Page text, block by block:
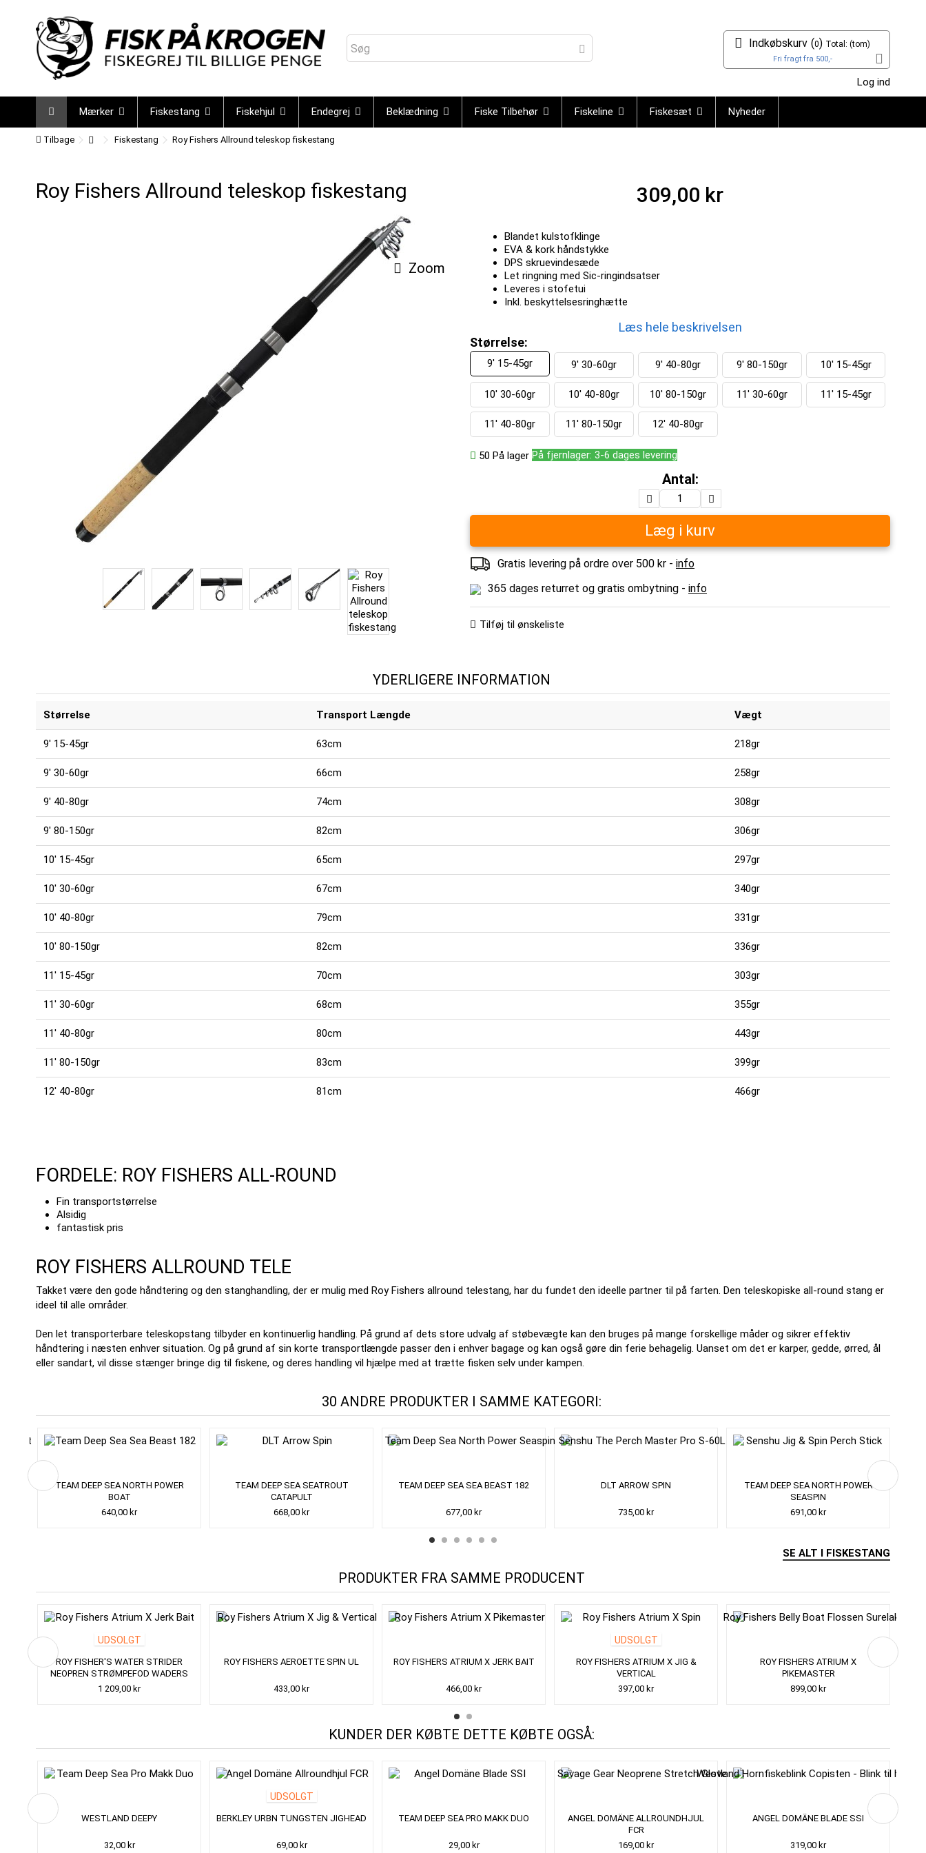
Indkøbskurv (0) Total: (tom)
Fri fragt fra 500,-
Log ind
Mærker Fiskestang Fiskehjul Endegrej Beklædning Fiske Tilbehør Fiskeline Fiskesæt Nyheder
Tilbage Fiskestang Roy Fishers Allround teleskop fiskestang
Roy Fishers Allround teleskop fiskestang
Zoom
309,00 kr
Blandet kulstofklinge
EVA & kork håndstykke
DPS skruevindesæde
Let ringning med Sic-ringindsatser
Leveres i stofetui
Inkl. beskyttelsesringhætte
Læs hele beskrivelsen
Størrelse:
9' 15-45gr 9' 30-60gr 9' 40-80gr 9' 80-150gr 10' 15-45gr
10' 30-60gr 10' 40-80gr 10' 80-150gr 11' 30-60gr 11' 15-45gr
11' 40-80gr 11' 80-150gr 12' 40-80gr
50 På lager På fjernlager: 3-6 dages levering
Antal:
Læg i kurv
Gratis levering på ordre over 500 kr - info
365 dages returret og gratis ombytning - info
Tilføj til ønskeliste
YDERLIGERE INFORMATION
Størrelse Transport Længde Vægt
9' 15-45gr 63cm 218gr
9' 30-60gr 66cm 258gr
9' 40-80gr 74cm 308gr
9' 80-150gr 82cm 306gr
10' 15-45gr 65cm 297gr
10' 30-60gr 67cm 340gr
10' 40-80gr 79cm 331gr
10' 80-150gr 82cm 336gr
11' 15-45gr 70cm 303gr
11' 30-60gr 68cm 355gr
11' 40-80gr 80cm 443gr
11' 80-150gr 83cm 399gr
12' 40-80gr 81cm 466gr
FORDELE: ROY FISHERS ALL-ROUND
Fin transportstørrelse
Alsidig
fantastisk pris
ROY FISHERS ALLROUND TELE
Takket være den gode håndtering og den stanghandling, der er mulig med Roy Fishers allround telestang, har du fundet den ideelle partner til på farten. Den teleskopiske all-round stang er
ideel til alle områder.
Den let transporterbare teleskopstang tilbyder en kontinuerlig handling. På grund af dets store udvalg af støbevægte kan den bruges på mange forskellige måder og sikrer effektiv
håndtering i næsten enhver situation. Og på grund af sin korte transportlængde passer den i enhver bagage og kan også gøre din ferie behagelig. Uanset om det er karper, gedde, ørred, ål
eller sandart, vil disse stænger bringe dig til fiskene, og deres handling vil hjælpe med at trætte fisken selv under kampen.
30 ANDRE PRODUKTER I SAMME KATEGORI:
TEAM DEEP SEA NORTH POWER
BOAT
640,00 kr
TEAM DEEP SEA SEATROUT
CATAPULT
668,00 kr
TEAM DEEP SEA SEA BEAST 182
677,00 kr
DLT ARROW SPIN
735,00 kr
TEAM DEEP SEA NORTH POWER
SEASPIN
691,00 kr
SE ALT I FISKESTANG
PRODUKTER FRA SAMME PRODUCENT
UDSOLGT
ROY FISHER'S WATER STRIDER
NEOPREN STRØMPEFOD WADERS
1 209,00 kr
ROY FISHERS AEROETTE SPIN UL
433,00 kr
ROY FISHERS ATRIUM X JERK BAIT
466,00 kr
UDSOLGT
ROY FISHERS ATRIUM X JIG &
VERTICAL
397,00 kr
ROY FISHERS ATRIUM X
PIKEMASTER
899,00 kr
KUNDER DER KØBTE DETTE KØBTE OGSÅ:
WESTLAND DEEPY
32,00 kr
UDSOLGT
BERKLEY URBN TUNGSTEN JIGHEAD
69,00 kr
TEAM DEEP SEA PRO MAKK DUO
29,00 kr
ANGEL DOMÄNE ALLROUNDHJUL
FCR
169,00 kr
ANGEL DOMÄNE BLADE SSI
319,00 kr